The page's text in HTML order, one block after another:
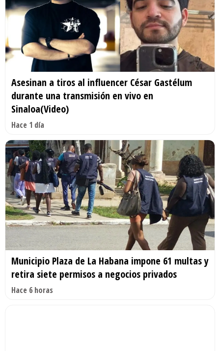
Asesinan a tiros al influencer César Gastélum
durante una transmisión en vivo en
Sinaloa(Video)
Hace 1 día
Municipio Plaza de La Habana impone 61 multas y
retira siete permisos a negocios privados
Hace 6 horas